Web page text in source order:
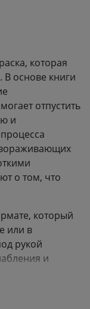
которая
В основе книги
отпустить
и
о том, что
который
или в
рукой
и